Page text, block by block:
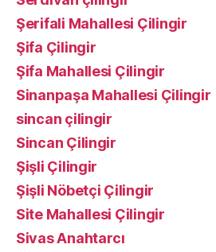
Şerifali Mahallesi Çilingir
Şifa Çilingir
Şifa Mahallesi Çilingir
Sinanpaşa Mahallesi Çilingir
sincan çilingir
Sincan Çilingir
Şişli Çilingir
Şişli Nöbetçi Çilingir
Site Mahallesi Çilingir
Sivas Anahtarcı